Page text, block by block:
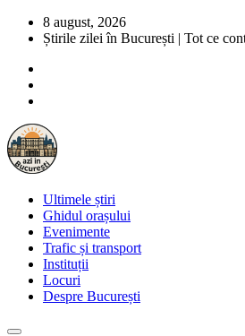
8 august, 2026
Știrile zilei în București | Tot ce
Ultimele știri
Ghidul orașului
Evenimente
Trafic și transport
Instituții
Locuri
Despre București